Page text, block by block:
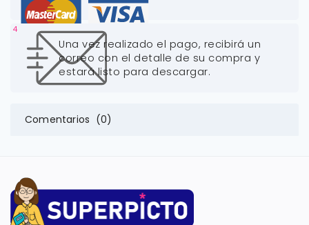
4
Una vez realizado el pago, recibirá un
correo con el detalle de su compra y
estará listo para descargar.
Comentarios (0)